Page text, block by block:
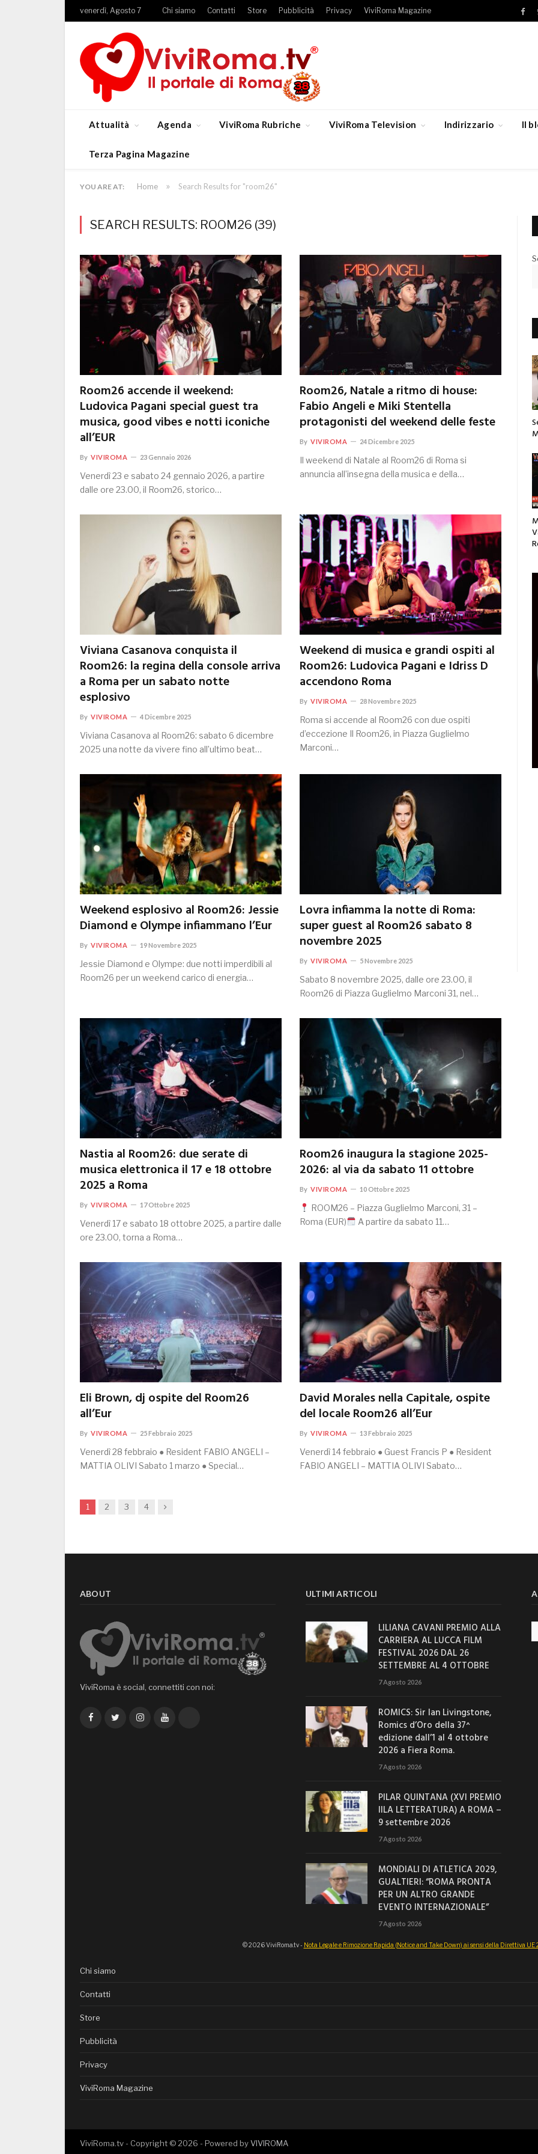
venerdì, Agosto 7 Chi siamo Contatti Store Pubblicità Privacy ViviRoma Magazine
Attualità Agenda ViviRoma Rubriche ViviRoma Television Indirizzario Il
Terza Pagina Magazine
YOU ARE AT: Home » Search Results for "room26"
SEARCH RESULTS: ROOM26 (39)
Room26 accende il weekend:
Ludovica Pagani special guest tra
musica, good vibes e notti iconiche
all’EUR
By VIVIROMA 23 Gennaio 2026
Venerdì 23 e sabato 24 gennaio 2026, a partire
dalle ore 23.00, il Room26, storico…
Room26, Natale a ritmo di house:
Fabio Angeli e Miki Stentella
protagonisti del weekend delle feste
By VIVIROMA 24 Dicembre 2025
Il weekend di Natale al Room26 di Roma si
annuncia all’insegna della musica e della…
Viviana Casanova conquista il
Room26: la regina della console arriva
a Roma per un sabato notte
esplosivo
By VIVIROMA 4 Dicembre 2025
Viviana Casanova al Room26: sabato 6 dicembre
2025 una notte da vivere fino all’ultimo beat…
Weekend di musica e grandi ospiti al
Room26: Ludovica Pagani e Idriss D
accendono Roma
By VIVIROMA 28 Novembre 2025
Roma si accende al Room26 con due ospiti
d’eccezione Il Room26, in Piazza Guglielmo
Marconi…
Weekend esplosivo al Room26: Jessie
Diamond e Olympe infiammano l’Eur
By VIVIROMA 19 Novembre 2025
Jessie Diamond e Olympe: due notti imperdibili al
Room26 per un weekend carico di energia…
Lovra infiamma la notte di Roma:
super guest al Room26 sabato 8
novembre 2025
By VIVIROMA 5 Novembre 2025
Sabato 8 novembre 2025, dalle ore 23.00, il
Room26 di Piazza Guglielmo Marconi 31, nel…
Nastia al Room26: due serate di
musica elettronica il 17 e 18 ottobre
2025 a Roma
By VIVIROMA 17 Ottobre 2025
Venerdì 17 e sabato 18 ottobre 2025, a partire dalle
ore 23.00, torna a Roma…
Room26 inaugura la stagione 2025-
2026: al via da sabato 11 ottobre
By VIVIROMA 10 Ottobre 2025
ROOM26 – Piazza Guglielmo Marconi, 31 –
Roma (EUR)
A partire da sabato 11…
Eli Brown, dj ospite del Room26
all’Eur
By VIVIROMA 25 Febbraio 2025
Venerdì 28 febbraio ● Resident FABIO ANGELI –
MATTIA OLIVI Sabato 1 marzo ● Special…
David Morales nella Capitale, ospite
del locale Room26 all’Eur
By VIVIROMA 13 Febbraio 2025
Venerdì 14 febbraio ● Guest Francis P ● Resident
FABIO ANGELI – MATTIA OLIVI Sabato…
1 2 3 4 Next
ABOUT
ViviRoma è social, connettiti con noi:
FacebookTwitterInstagramYouTube
ULTIMI ARTICOLI
LILIANA CAVANI PREMIO ALLA
CARRIERA AL LUCCA FILM
FESTIVAL 2026 DAL 26
SETTEMBRE AL 4 OTTOBRE
7 Agosto 2026
ROMICS: Sir Ian Livingstone,
Romics d’Oro della 37^
edizione dall’1 al 4 ottobre
2026 a Fiera Roma.
7 Agosto 2026
PILAR QUINTANA (XVI PREMIO
IILA LETTERATURA) A ROMA –
9 settembre 2026
7 Agosto 2026
MONDIALI DI ATLETICA 2029,
GUALTIERI: “ROMA PRONTA
PER UN ALTRO GRANDE
EVENTO INTERNAZIONALE”
7 Agosto 2026
© 2026 ViviRoma.tv - Nota Legale e Rimozione Rapida (Notice and Take Down) ai sensi della Direttiva
Chi siamo
Contatti
Store
Pubblicità
Privacy
ViviRoma Magazine
ViviRoma.tv - Copyright © 2026 - Powered byVIVIROMA